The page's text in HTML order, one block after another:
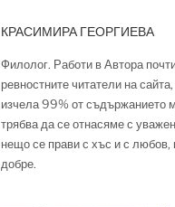
КРАСИМИРА ГЕОРГИЕВА
Филолог. Работи в Автора
ревностните читатели на
изчела 99% от съдържанието
трябва да се отнасяме с
нещо се прави с хъс и с любов,
добре.